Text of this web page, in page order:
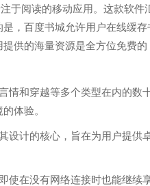
于阅读的移动应用。这款软
，百度书城允许用户在线缓
供的海量资源是全方位免费的
情和穿越等多个类型在内的
体验。
设计的核心，旨在为用户提
使在没有网络连接时也能继续